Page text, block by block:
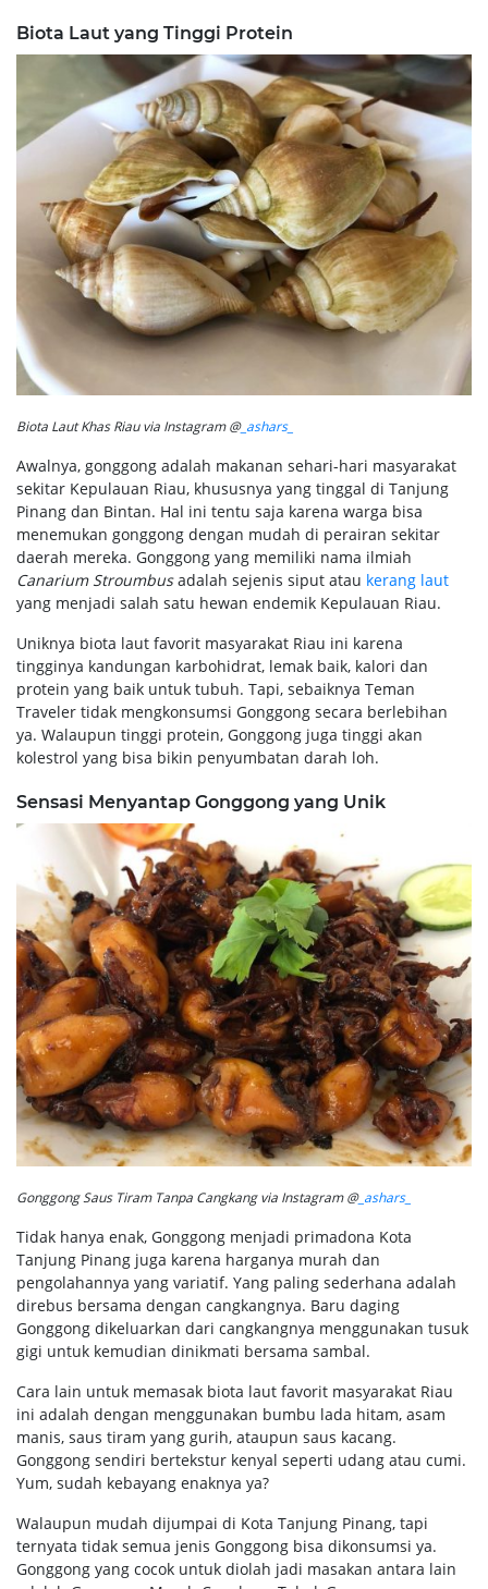
Biota Laut yang Tinggi Protein
Biota Laut Khas Riau via Instagram @_ashars_
Awalnya, gonggong adalah makanan sehari-hari masyarakat
sekitar Kepulauan Riau, khususnya yang tinggal di Tanjung
Pinang dan Bintan. Hal ini tentu saja karena warga bisa
menemukan gonggong dengan mudah di perairan sekitar
daerah mereka. Gonggong yang memiliki nama ilmiah
Canarium Stroumbusadalah sejenis siput atau kerang laut
yang menjadi salah satu hewan endemik Kepulauan Riau.
Uniknya biota laut favorit masyarakat Riau ini karena
tingginya kandungan karbohidrat, lemak baik, kalori dan
protein yang baik untuk tubuh. Tapi, sebaiknya Teman
Traveler tidak mengkonsumsi Gonggong secara berlebihan
ya. Walaupun tinggi protein, Gonggong juga tinggi akan
kolestrol yang bisa bikin penyumbatan darah loh.
Sensasi Menyantap Gonggong yang Unik
Gonggong Saus Tiram Tanpa Cangkang via Instagram @_ashars_
Tidak hanya enak, Gonggong menjadi primadona Kota
Tanjung Pinang juga karena harganya murah dan
pengolahannya yang variatif. Yang paling sederhana adalah
direbus bersama dengan cangkangnya. Baru daging
Gonggong dikeluarkan dari cangkangnya menggunakan tusuk
gigi untuk kemudian dinikmati bersama sambal.
Cara lain untuk memasak biota laut favorit masyarakat Riau
ini adalah dengan menggunakan bumbu lada hitam, asam
manis, saus tiram yang gurih, ataupun saus kacang.
Gonggong sendiri bertekstur kenyal seperti udang atau cumi.
Yum, sudah kebayang enaknya ya?
Walaupun mudah dijumpai di Kota Tanjung Pinang, tapi
ternyata tidak semua jenis Gonggong bisa dikonsumsi ya.
Gonggong yang cocok untuk diolah jadi masakan antara lain